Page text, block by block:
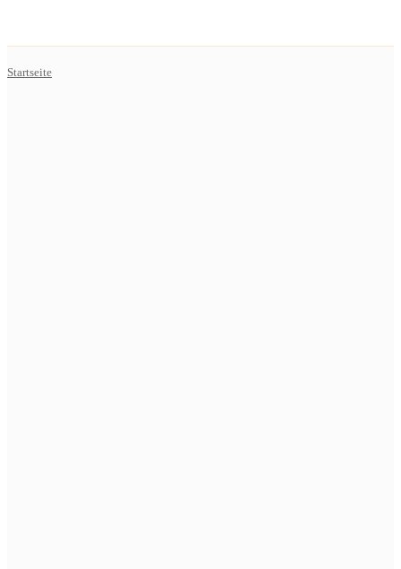
Startseite